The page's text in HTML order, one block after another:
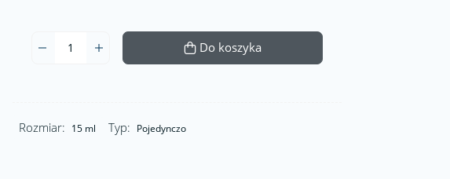
Do koszyka
Rozmiar: 15 ml Typ: Pojedynczo